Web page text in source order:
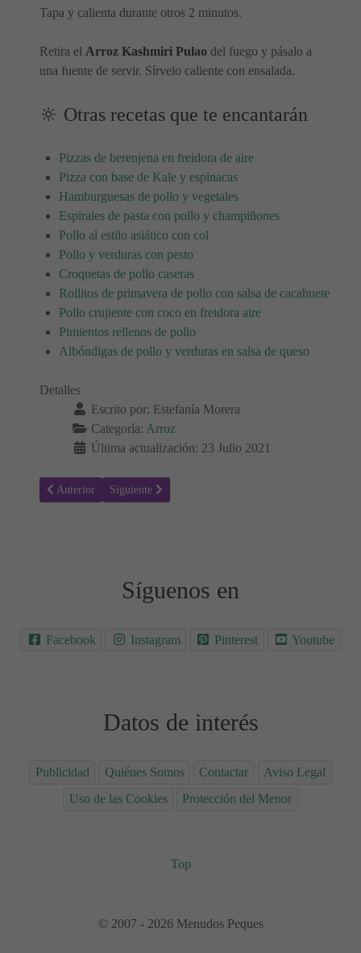
Tapa y calienta durante otros 2 minutos.
Retira el Arroz Kashmiri Pulao del fuego y pásalo a
una fuente de servir. Sírvelo caliente con ensalada.
🔆 Otras recetas que te encantarán
Pizzas de berenjena en freidora de aire
Pizza con base de Kale y espinacas
Hamburguesas de pollo y vegetales
Espirales de pasta con pollo y champiñones
Pollo al estilo asiático con col
Pollo y verduras con pesto
Croquetas de pollo caseras
Rollitos de primavera de pollo con salsa de cacahuete
Pollo crujiente con coco en freidora aire
Pimientos rellenos de pollo
Albóndigas de pollo y verduras en salsa de queso
Detalles
Escrito por: Estefanía Morera
Categoría: Arroz
Última actualización: 23 Julio 2021
Artículo anterior: Receta para hacer Risotto de calabacín 🤤
Anterior Artículo siguiente: Receta para hacer Arancini de arroz
Siguiente
Síguenos en
Facebook Instagram Pinterest Youtube
Datos de interés
Publicidad Quiénes Somos Contactar
Aviso Legal
Uso de las Cookies
Protección del Menor
Top
© 2007 - 2026 Menudos Peques